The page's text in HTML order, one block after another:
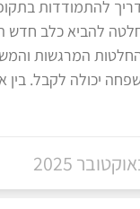
להתמודדות
להביא כלב חדש
המרגשות
יכולה לקבל. בין